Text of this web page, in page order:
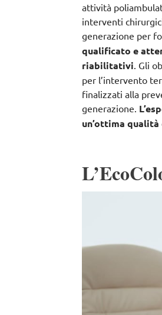
attività
interventi
generazione per
qualificato e
riabilitativi . Gli
per l’intervento
finalizzati alla
generazione.
un’ottima